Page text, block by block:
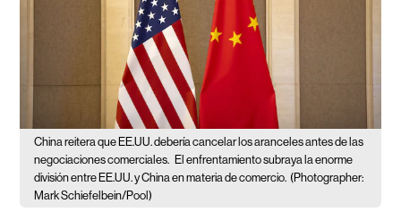
China reitera que EE.UU. debería cancelar los aranceles antes de las
negociaciones comerciales. El enfrentamiento subraya la enorme
división entre EE.UU. y China en materia de comercio. (Photographer:
Mark Schiefelbein/Pool)